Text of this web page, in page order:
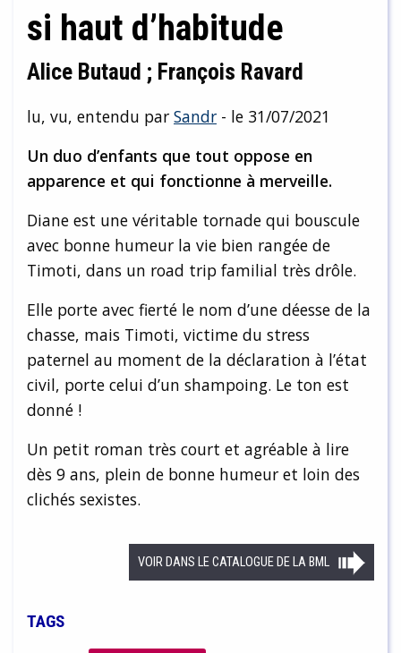
si haut d’habitude
Alice Butaud ; François Ravard
lu, vu, entendu par Sandr - le 31/07/2021
Un duo d’enfants que tout oppose en
apparence et qui fonctionne à merveille.
Diane est une véritable tornade qui bouscule
avec bonne humeur la vie bien rangée de
Timoti, dans un road trip familial très drôle.
Elle porte avec fierté le nom d’une déesse de la
chasse, mais Timoti, victime du stress
paternel au moment de la déclaration à l’état
civil, porte celui d’un shampoing. Le ton est
donné !
Un petit roman très court et agréable à lire
dès 9 ans, plein de bonne humeur et loin des
clichés sexistes.
VOIR DANS LE CATALOGUE DE LA BML
TAGS